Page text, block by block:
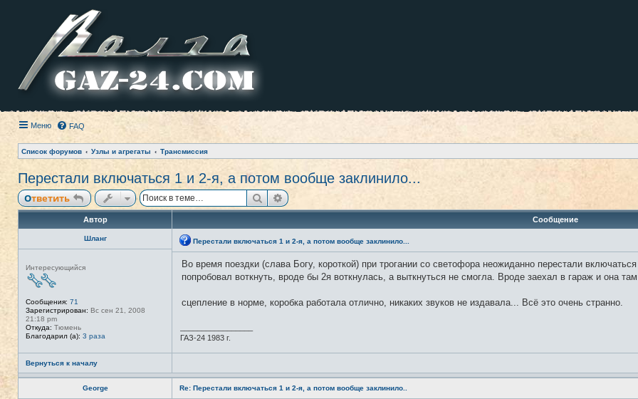
Меню FAQ
Список форумов Узлы и агрегаты Трансмиссия
Перестали включаться 1 и 2-я, а потом вообще заклинило...
Ответить ПоискРасширенный поиск
Автор Сообщение
Шланг
е
в
т
и
Интересующийся
Сообщения: 71
Зарегистрирован: Вс сен 21, 2008
21:18 pm
Откуда: Тюмень
Благодарил (а): 3 раза
Перестали включаться 1 и 2-я, а потом вообще заклинило...
Во время поездки (слава Богу, короткой) при трогании со светофора неожиданно перестали
попробовал воткнуть, вроде бы 2я воткнулась, а выткнуться не смогла. Вроде заехал в гараж и она
сцепление в норме, коробка работала отлично, никаких звуков не издавала... Всё это очень странно.
ГАЗ-24 1983 г.
Вернуться к началу
George Re: Перестали включаться 1 и 2-я, а потом вообще заклинило..